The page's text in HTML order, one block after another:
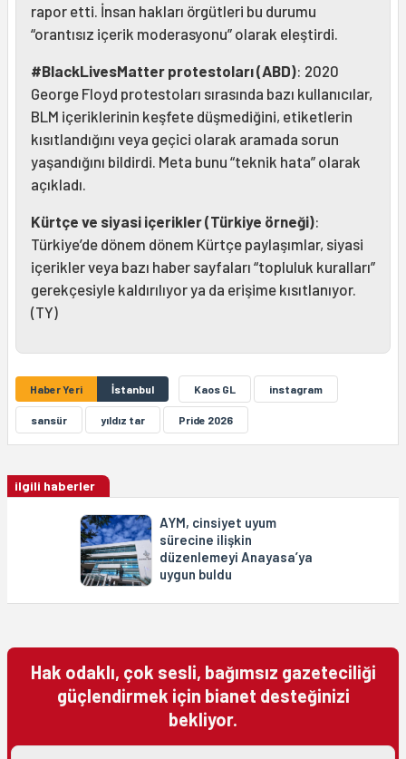
rapor etti. İnsan hakları örgütleri bu durumu
“orantısız içerik moderasyonu” olarak eleştirdi.
#BlackLivesMatter protestoları (ABD): 2020
George Floyd protestoları sırasında bazı kullanıcılar,
BLM içeriklerinin keşfete düşmediğini, etiketlerin
kısıtlandığını veya geçici olarak aramada sorun
yaşandığını bildirdi. Meta bunu “teknik hata” olarak
açıkladı.
Kürtçe ve siyasi içerikler (Türkiye örneği):
Türkiye’de dönem dönem Kürtçe paylaşımlar, siyasi
içerikler veya bazı haber sayfaları “topluluk kuralları”
gerekçesiyle kaldırılıyor ya da erişime kısıtlanıyor.
(TY)
Haber Yeri İstanbul Kaos GL instagram
sansür yıldız tar Pride 2026
ilgili haberler
AYM, cinsiyet uyum
sürecine ilişkin
düzenlemeyi Anayasa’ya
uygun buldu
Hak odaklı, çok sesli, bağımsız gazeteciliği
güçlendirmek için bianet desteğinizi
bekliyor.